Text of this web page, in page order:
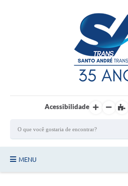
Acessibilidade
MENU